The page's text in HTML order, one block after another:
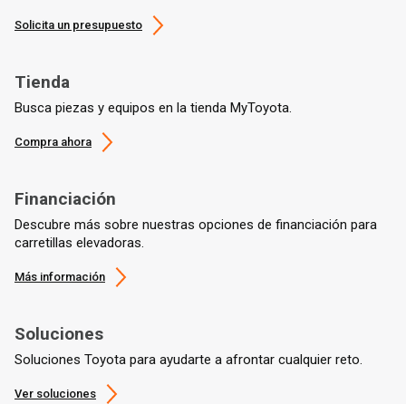
Solicita un presupuesto
Tienda
Busca piezas y equipos en la tienda MyToyota.
Compra ahora
Financiación
Descubre más sobre nuestras opciones de financiación para
carretillas elevadoras.
Más información
Soluciones
Soluciones Toyota para ayudarte a afrontar cualquier reto.
Ver soluciones